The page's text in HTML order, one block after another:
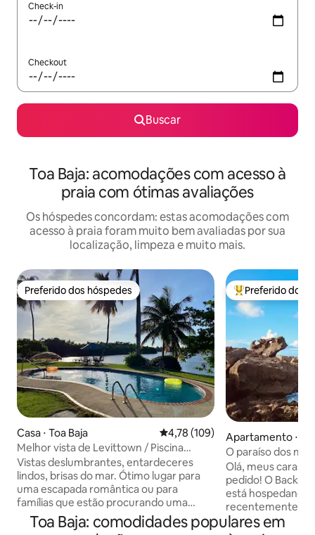
Check-in
Checkout
Buscar
Toa Baja: acomodações com acesso à
praia com ótimas avaliações
Os hóspedes concordam: estas acomodações com
acesso à praia foram muito bem avaliadas por sua
localização, limpeza e muito mais.
Preferido dos hóspedes
Preferido dos hóspedes
Casa ⋅ Toa Baja 4,78 de uma avaliação média de
4,78 (109)
Melhor vista de Levittown / Piscina
privativa / Caminhada até a praia!
Vistas deslumbrantes, entardeceres
lindos, brisas do mar. Ótimo lugar para
uma escapada romântica ou para
famílias que estão procurando uma
estadia tranquila e relaxante. Perfeito
para sessão de fotos de dia ou de noite.
Entre os
Preferido dos
Apartamento ⋅
O paraíso dos
cisterna de água
Olá, meus caras
pedido! O
está hospedando
recentemente
para 2 hóspedes.
Toa Baja: comodidades populares em